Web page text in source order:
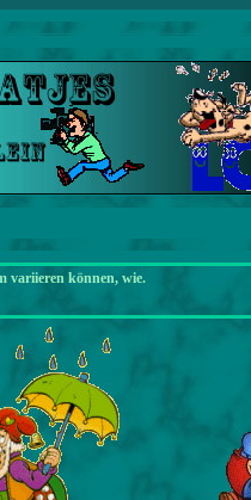
variieren können, wie.